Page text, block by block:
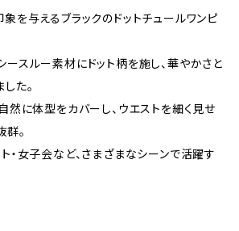
象を与えるブラックのドットチュールワンピ
スルー素材にドット柄を施し、華やかさと
た。
然に体型をカバーし、ウエストを細く見せ
。
・女子会など、さまざまなシーンで活躍す